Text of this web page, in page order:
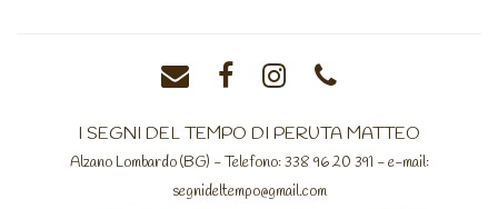
I SEGNI DEL TEMPO DI PERUTA MATTEO
Alzano Lombardo (BG) - Telefono: 338 96 20 391 - e-mail:
segnideltempo@gmail.com